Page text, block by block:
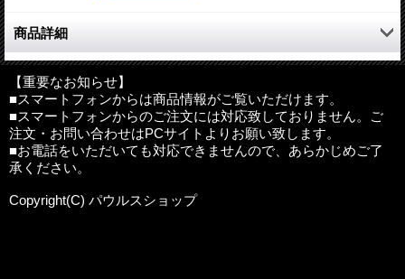
商品詳細
司祭、信徒の方々から、通夜や葬儀のときに使う聖歌のCDがほ
しいという声に答えて製作されました。CD「主は豊かなあがな
いに満ち」は、通夜や葬儀ミサ、命日に行われる追悼ミサや祈り
に使っていただけるよう、式の中でうたわれる『典礼聖歌集』
『カトリック聖歌集』の中から曲を集めました。さらに、聖母マ
リアをたたえる2曲、グレゴリオ聖歌の「Ave Maria」と「Salve
Regina」を加えました。
ミサや祈りの中で聖歌を流していただいたり、また、祈りへの導
【重要なお知らせ】
■スマートフォンからは商品情報がご覧いただけます。
■スマートフォンからのご注文には対応致しておりません。ご
注文・お問い合わせはPCサイトよりお願い致します。
■お電話をいただいても対応できませんので、あらかじめご了
承ください。
Copyright(C) パウルスショップ